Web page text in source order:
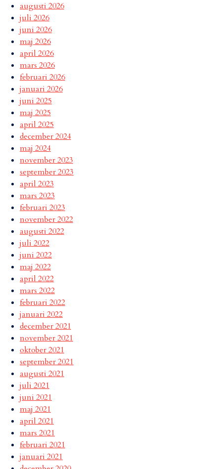
augusti 2026
juli 2026
juni 2026
maj 2026
april 2026
mars 2026
februari 2026
januari 2026
juni 2025
maj 2025
april 2025
december 2024
maj 2024
november 2023
september 2023
april 2023
mars 2023
februari 2023
november 2022
augusti 2022
juli 2022
juni 2022
maj 2022
april 2022
mars 2022
februari 2022
januari 2022
december 2021
november 2021
oktober 2021
september 2021
augusti 2021
juli 2021
juni 2021
maj 2021
april 2021
mars 2021
februari 2021
januari 2021